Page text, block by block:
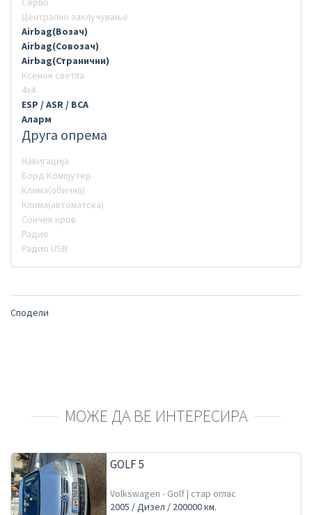
Централно заклучување
Airbag(Возач)
Airbag(Совозач)
Airbag(Странични)
Ксенон светла
4х4
ESP / ASR / BCA
Аларм
Друга опрема
Навигација
Борд Компјутер
Клима(обична)
Клима(автоматска)
Сончев кров
Радио
Радио USB
Сподели
МОЖЕ ДА ВЕ ИНТЕРЕСИРА
GOLF 5
Volkswagen - Golf | стар оглас
2005 / Дизел / 200000 км.